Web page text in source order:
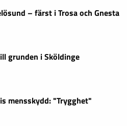
– färst i Trosa och Gnesta
grunden i Sköldinge
mensskydd: "Trygghet"